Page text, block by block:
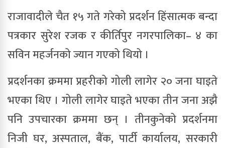
राजावादीले चैत १५ गते गरेको प्रदर्शन हिंसात्मक बन्दा
पत्रकार सुरेश रजक र कीर्तिपुर नगरपालिका– ४ का
सविन महर्जनको ज्यान गएको थियो ।
प्रदर्शनका क्रममा प्रहरीको गोली लागेर २० जना घाइते
भएका थिए । गोली लागेर घाइते भएका तीन जना अझै
पनि उपचारका क्रममा छन् । तीनकुनेको प्रदर्शनमा
निजी घर, अस्पताल, बैंक, पार्टी कार्यालय, सरकारी